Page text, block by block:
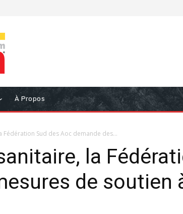
À Propos
Fédération Sud des Aoc demande des...
la
de soutien